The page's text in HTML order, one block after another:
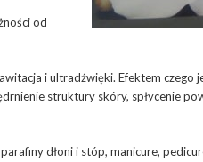
od
i ultradźwięki. Efektem czego
struktury skóry, spłycenie
dłoni i stóp, manicure,